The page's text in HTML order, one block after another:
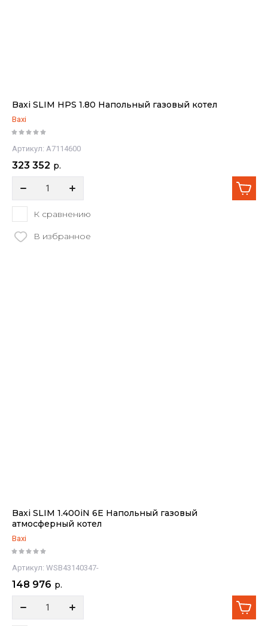
Baxi SLIM HPS 1.80 Напольный газовый котел
Baxi
Артикул: A7114600
323 352 р.
К сравнению
В избранное
Baxi SLIM 1.400iN 6E Напольный газовый
атмосферный котел
Baxi
Артикул: WSB43140347-
148 976 р.